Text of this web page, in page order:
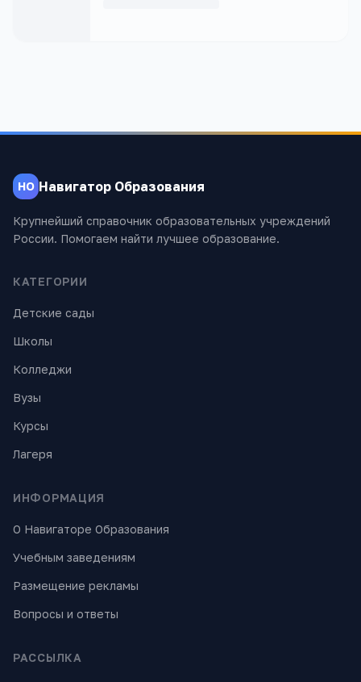
НО Навигатор Образования
Крупнейший справочник образовательных учреждений
России. Помогаем найти лучшее образование.
КАТЕГОРИИ
Детские сады
Школы
Колледжи
Вузы
Курсы
Лагеря
ИНФОРМАЦИЯ
О Навигаторе Образования
Учебным заведениям
Размещение рекламы
Вопросы и ответы
РАССЫЛКА